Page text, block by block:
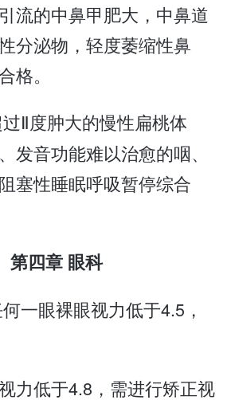
流的中鼻甲肥大，中鼻道
分泌物，轻度萎缩性鼻
格。
Ⅱ度肿大的慢性扁桃体
发音功能难以治愈的咽、
塞性睡眠呼吸暂停综合
第四章 眼科
一眼裸眼视力低于4.5，
力低于4.8，需进行矫正视